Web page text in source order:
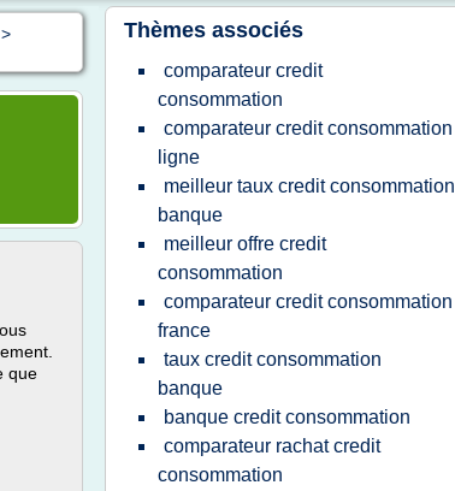
>
que
Thèmes associés
comparateur credit
consommation
comparateur credit consommation
ligne
meilleur taux credit consommation
banque
meilleur offre credit
consommation
comparateur credit consommation
france
taux credit consommation
banque
banque credit consommation
comparateur rachat credit
consommation